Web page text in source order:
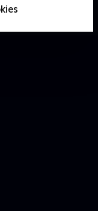
sit kaotiske